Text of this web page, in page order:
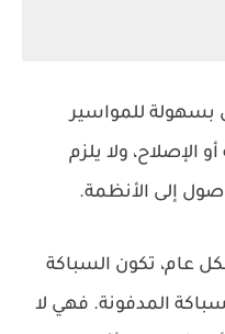
للمواسير
الإصلاح، ولا يلزم
إلى الأنظمة.
عام، تكون السباكة
المدفونة. فهي لا